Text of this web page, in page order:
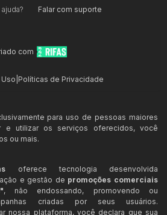
Falar com suporte
com
Políticas de Privacidade
para uso de pessoas maiores
e utilizar os serviços oferecidos, você
ou mais.
oferece tecnologia desenvolvida
e gestão de promoções comerciais
, não endossando, promovendo ou
criadas por seus usuários.
nossa plataforma, você declara que sua